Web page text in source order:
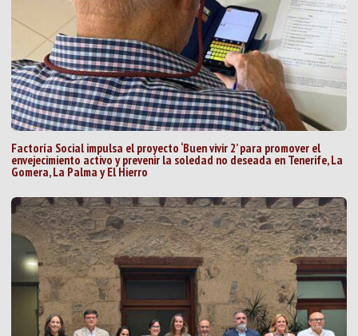
Factoría Social impulsa el proyecto ‘Buen vivir 2’ para promover el
envejecimiento activo y prevenir la soledad no deseada en Tenerife, La
Gomera, La Palma y El Hierro